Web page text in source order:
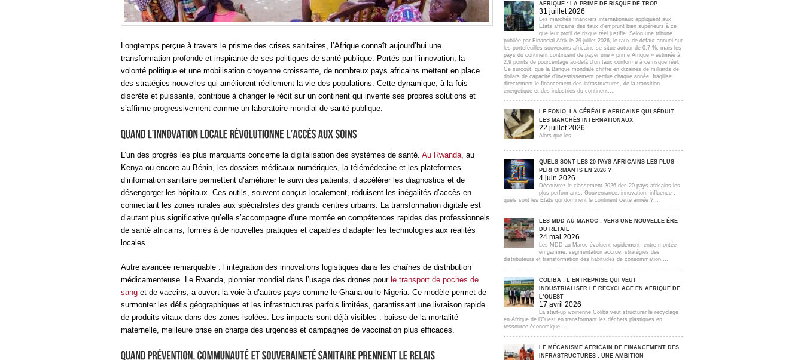
Longtemps perçue à travers le prisme des crises sanitaires, l’Afrique connaît aujourd’hui une
transformation profonde et inspirante de ses politiques de santé publique. Portés par l’innovation, la
volonté politique et une mobilisation citoyenne croissante, de nombreux pays africains mettent en place
des stratégies nouvelles qui améliorent réellement la vie des populations. Cette dynamique, à la fois
discrète et puissante, contribue à changer le récit sur un continent qui invente ses propres solutions et
s’affirme progressivement comme un laboratoire mondial de santé publique.
L’un des progrès les plus marquants concerne la digitalisation des systèmes de santé. Au Rwanda, au
Kenya ou encore au Bénin, les dossiers médicaux numériques, la télémédecine et les plateformes
d’information sanitaire permettent d’améliorer le suivi des patients, d’accélérer les diagnostics et de
désengorger les hôpitaux. Ces outils, souvent conçus localement, réduisent les inégalités d’accès en
connectant les zones rurales aux spécialistes des grands centres urbains. La transformation digitale est
d’autant plus significative qu’elle s’accompagne d’une montée en compétences rapides des professionnels
de santé africains, formés à de nouvelles pratiques et capables d’adapter les technologies aux réalités
locales.
Autre avancée remarquable : l’intégration des innovations logistiques dans les chaînes de distribution
médicamenteuse. Le Rwanda, pionnier mondial dans l’usage des drones pour le transport de poches de
sang et de vaccins, a ouvert la voie à d’autres pays comme le Ghana ou le Nigeria. Ce modèle permet de
surmonter les défis géographiques et les infrastructures parfois limitées, garantissant une livraison rapide
de produits vitaux dans des zones isolées. Les impacts sont déjà visibles : baisse de la mortalité
maternelle, meilleure prise en charge des urgences et campagnes de vaccination plus efficaces.
AFRIQUE : LA PRIME DE RISQUE DE TROP
31 juillet 2026
Les marchés financiers internationaux appliquent aux
États africains des taux d'emprunt bien supérieurs à ce
que leur profil de risque réel justifie. Selon une tribune
publiée par Financial Afrik le 29 juillet 2026, le taux de défaut annuel sur
les portefeuilles souverains africains se situe autour de 0,7 %, mais les
pays du continent continuent de payer une « prime Afrique » estimée à
2,9 points de pourcentage au-delà d'un taux conforme à ce risque réel.
Ce surcoût, que la Banque mondiale chiffre en dizaines de milliards de
dollars de capacité d'investissement perdue chaque année, fragilise
directement le financement des infrastructures, de la transition
énergétique et des industries du continent....
LE FONIO, LA CÉRÉALE AFRICAINE QUI SÉDUIT
LES MARCHÉS INTERNATIONAUX
22 juillet 2026
Alors que les ...
QUELS SONT LES 20 PAYS AFRICAINS LES PLUS
PERFORMANTS EN 2026 ?
4 juin 2026
Découvrez le classement 2026 des 20 pays africains les
plus performants. Gouvernance, innovation, influence :
quels sont les États qui dominent le continent cette année ?...
LES MDD AU MAROC : VERS UNE NOUVELLE ÈRE
DU RETAIL
24 mai 2026
Les MDD au Maroc évoluent rapidement, entre montée
en gamme, segmentation accrue, stratégies des
distributeurs et transformation des habitudes de consommation....
COLIBA : L’ENTREPRISE QUI VEUT
INDUSTRIALISER LE RECYCLAGE EN AFRIQUE DE
L’OUEST
17 avril 2026
La start-up ivoirienne Coliba veut structurer le recyclage
en Afrique de l’Ouest en transformant les déchets plastiques en
ressource économique....
LE MÉCANISME AFRICAIN DE FINANCEMENT DES
INFRASTRUCTURES : UNE AMBITION